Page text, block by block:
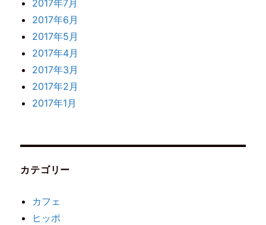
2017年7月
2017年6月
2017年5月
2017年4月
2017年3月
2017年2月
2017年1月
カテゴリー
カフェ
ヒッポ